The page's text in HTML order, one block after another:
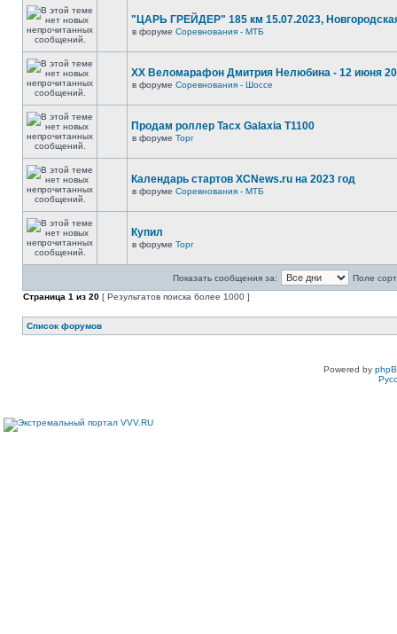
"ЦАРЬ ГРЕЙДЕР" 185 км 15.07.2023,
в форуме Соревнования - МТБ
XX Веломарафон Дмитрия Нелюбина - 12 июня
в форуме Соревнования - Шоссе
Продам роллер Tacx Galaxia T1100
в форуме Торг
Календарь стартов XCNews.ru на 2023 год
в форуме Соревнования - МТБ
Купил
в форуме Торг
Показать сообщения за:
Поле
Страница 1 из 20 [ Результатов поиска более 1000 ]
Список форумов
Powered by